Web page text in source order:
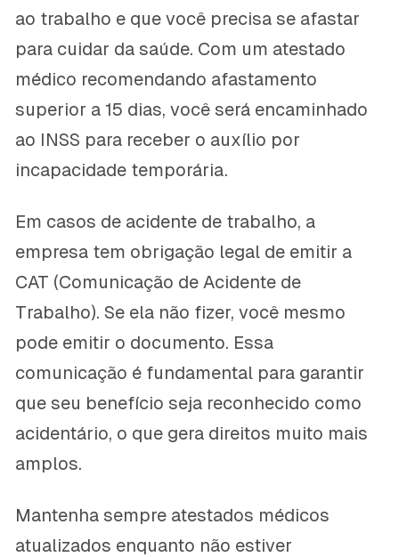
ao trabalho e que você precisa se afastar
para cuidar da saúde. Com um atestado
médico recomendando afastamento
superior a 15 dias, você será encaminhado
ao INSS para receber o auxílio por
incapacidade temporária.
Em casos de acidente de trabalho, a
empresa tem obrigação legal de emitir a
CAT (Comunicação de Acidente de
Trabalho). Se ela não fizer, você mesmo
pode emitir o documento. Essa
comunicação é fundamental para garantir
que seu benefício seja reconhecido como
acidentário, o que gera direitos muito mais
amplos.
Mantenha sempre atestados médicos
atualizados enquanto não estiver